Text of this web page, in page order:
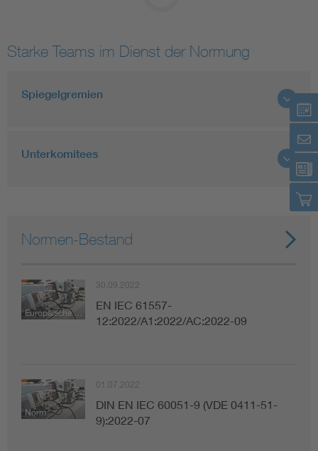
Starke Teams im Dienst der Normung
Spiegelgremien
Unterkomitees
Normen-Bestand
Europäische Norm
30.09.2022
EN IEC 61557-
12:2022/A1:2022/AC:2022-09
Norm
01.07.2022
DIN EN IEC 60051-9 (VDE 0411-51-
9):2022-07